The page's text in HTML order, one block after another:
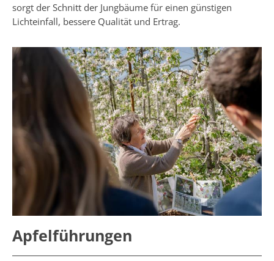
sorgt der Schnitt der Jungbäume für einen günstigen
Lichteinfall, bessere Qualität und Ertrag.
Apfelführungen